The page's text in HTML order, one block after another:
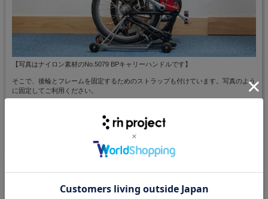
【写真はナイロン素材のNo.5079 BPキャリーハンドルです】
そこで、後輪とフレームを固定するためのストラップも付けています。写真のよう
に固定してご利用ください。